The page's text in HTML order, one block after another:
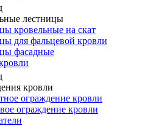
лестницы
кровельные на скат
для фальцевой кровли
фасадные
кровли
ограждение кровли
ограждение кровли